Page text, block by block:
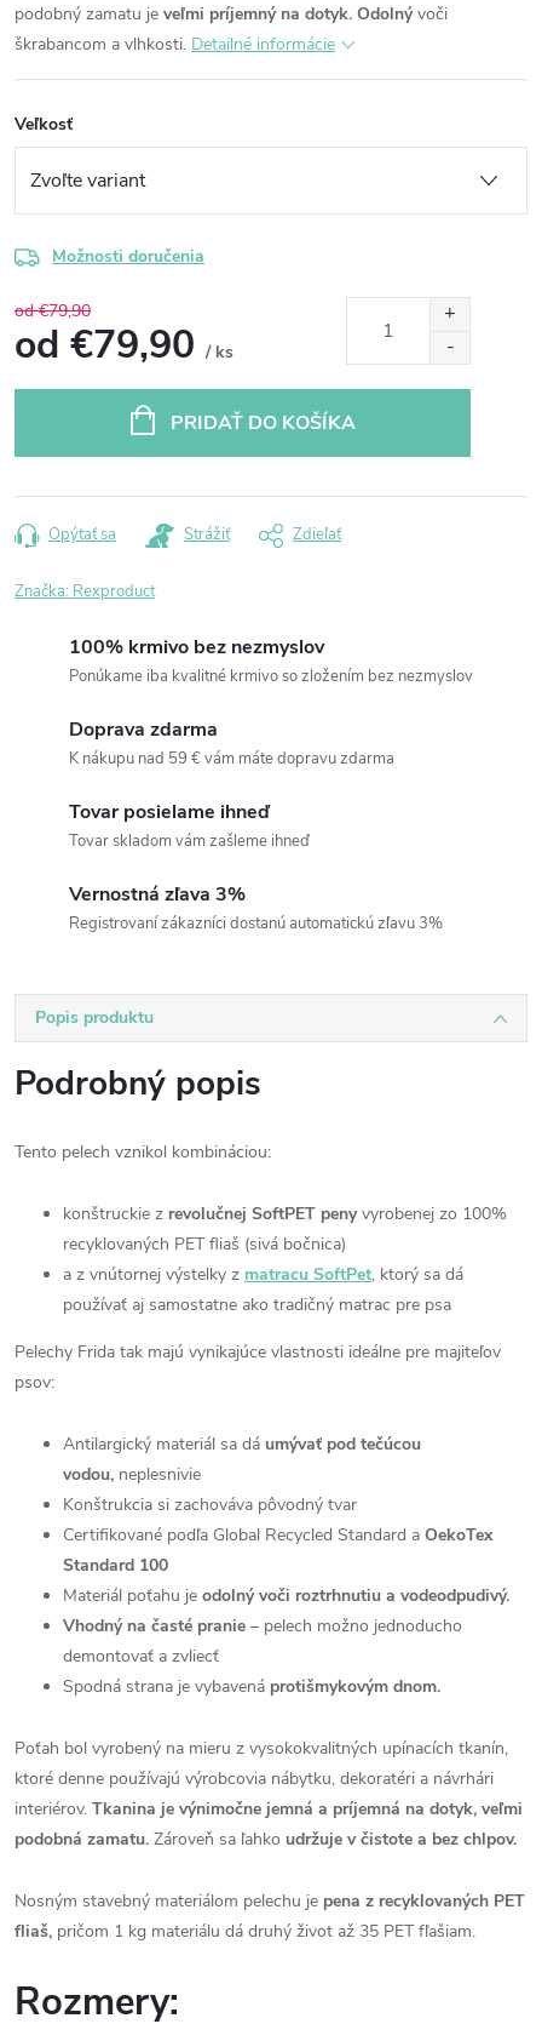
podobný zamatu je veľmi príjemný na dotyk. Odolnývoči
škrabancom a vlhkosti. Detailné informácie
Veľkosť
Možnosti doručenia
od €79,90
od €79,90 / ks
PRIDAŤ DO KOŠÍKA
Opýtať sa Strážiť Zdieľať
Značka: Rexproduct
100% krmivo bez nezmyslov
Ponúkame iba kvalitné krmivo so zložením bez nezmyslov
Doprava zdarma
K nákupu nad 59 € vám máte dopravu zdarma
Tovar posielame ihneď
Tovar skladom vám zašleme ihneď
Vernostná zľava 3%
Registrovaní zákazníci dostanú automatickú zľavu 3%
Popis produktu
Podrobný popis
Tento pelech vznikol kombináciou:
konštruckie z revolučnej SoftPET peny vyrobenej zo 100%
recyklovaných PET fliaš (sivá bočnica)
a z vnútornej výstelky z matracu SoftPet, ktorý sa dá
používať aj samostatne ako tradičný matrac pre psa
Pelechy Frida tak majú vynikajúce vlastnosti ideálne pre majiteľov
psov:
Antilargický materiál sa dá umývať pod tečúcou
vodou, neplesnivie
Konštrukcia si zachováva pôvodný tvar
Certifikované podľa Global Recycled Standard a OekoTex
Standard 100
Materiál poťahu je odolný voči roztrhnutiu a vodeodpudivý.
Vhodný na časté pranie – pelech možno jednoducho
demontovať a zvliecť
Spodná strana je vybavená protišmykovým dnom.
Poťah bol vyrobený na mieru z vysokokvalitných upínacích tkanín,
ktoré denne používajú výrobcovia nábytku, dekoratéri a návrhári
interiérov. Tkanina je výnimočne jemná a príjemná na dotyk, veľmi
podobná zamatu. Zároveň sa ľahko udržuje v čistote a bez chlpov.
Nosným stavebný materiálom pelechu je pena z recyklovaných PET
fliaš, pričom 1 kg materiálu dá druhý život až 35 PET fľašiam.
Rozmery: